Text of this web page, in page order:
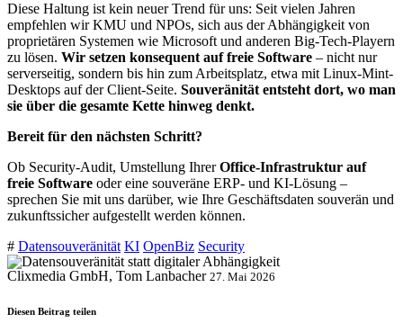
Diese Haltung ist kein neuer Trend für uns: Seit vielen Jahren
empfehlen wir KMU und NPOs, sich aus der Abhängigkeit von
proprietären Systemen wie Microsoft und anderen Big-Tech-Playern
zu lösen. Wir setzen konsequent auf freie Software – nicht nur
serverseitig, sondern bis hin zum Arbeitsplatz, etwa mit Linux-Mint-
Desktops auf der Client-Seite. Souveränität entsteht dort, wo man
sie über die gesamte Kette hinweg denkt.
Bereit für den nächsten Schritt?
Ob Security-Audit, Umstellung IhrerOffice-Infrastruktur auf
freie Software oder eine souveräne ERP- und KI-Lösung –
sprechen Sie mit uns darüber, wie Ihre Geschäftsdaten souverän und
zukunftssicher aufgestellt werden können.
# Datensouveränität KI OpenBiz Security
Clixmedia GmbH, Tom Lanbacher 27. Mai 2026
Diesen Beitrag teilen